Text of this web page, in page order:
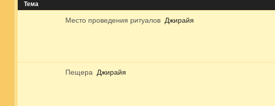
Тема
Место проведения ритуалов Джирайя
Пещера
Джирайя